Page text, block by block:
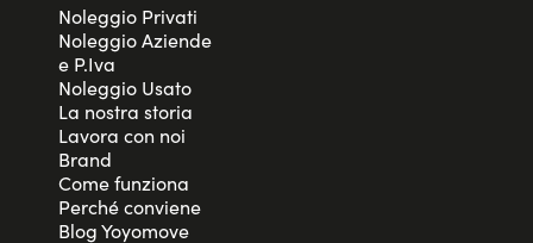
Noleggio Privati
Noleggio Aziende
e P.Iva
Noleggio Usato
La nostra storia
Lavora con noi
Brand
Come funziona
Perché conviene
Blog Yoyomove